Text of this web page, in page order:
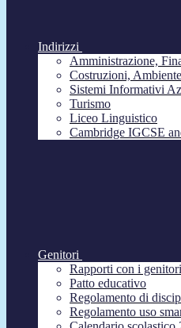
Indirizzi
Amministrazione,
Costruzioni,
Sistemi Informativi
Turismo
Liceo Linguistico
Cambridge IGCSE
Genitori
Rapporti con i genitori
Patto educativo
Regolamento di
Regolamento uso